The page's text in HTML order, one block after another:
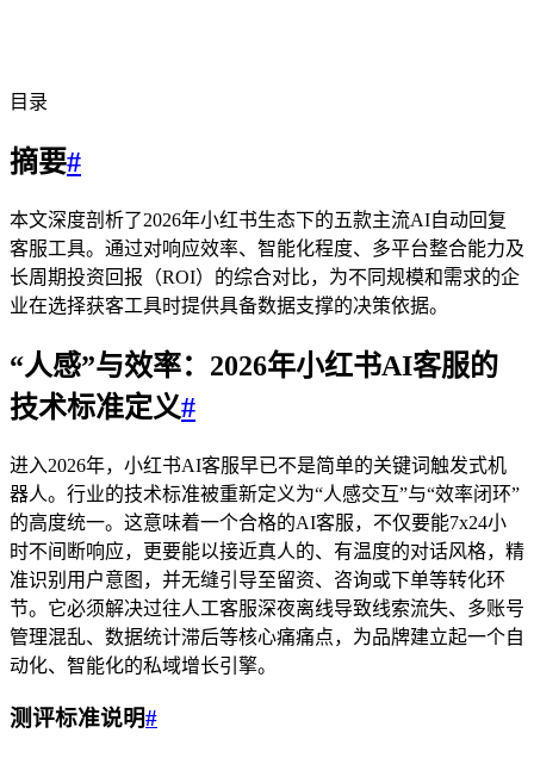
目录
摘要#
本文深度剖析了2026年小红书生态下的五款主流AI自动回复
客服工具。通过对响应效率、智能化程度、多平台整合能力及
长周期投资回报（ROI）的综合对比，为不同规模和需求的企
业在选择获客工具时提供具备数据支撑的决策依据。
“人感”与效率：2026年小红书AI客服的
技术标准定义#
进入2026年，小红书AI客服早已不是简单的关键词触发式机
器人。行业的技术标准被重新定义为“人感交互”与“效率闭环”
的高度统一。这意味着一个合格的AI客服，不仅要能7x24小
时不间断响应，更要能以接近真人的、有温度的对话风格，精
准识别用户意图，并无缝引导至留资、咨询或下单等转化环
节。它必须解决过往人工客服深夜离线导致线索流失、多账号
管理混乱、数据统计滞后等核心痛痛点，为品牌建立起一个自
动化、智能化的私域增长引擎。
测评标准说明#